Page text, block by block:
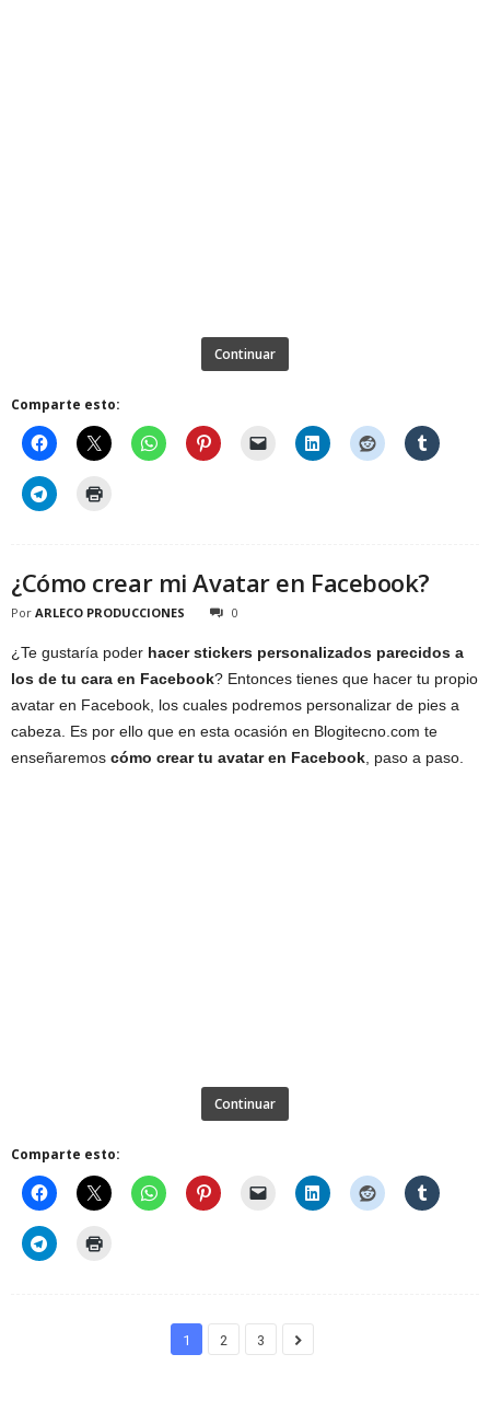
Continuar
Comparte esto:
¿Cómo crear mi Avatar en Facebook?
Por ARLECO PRODUCCIONES 0
¿Te gustaría poder hacer stickers personalizados parecidos a
los de tu cara en Facebook? Entonces tienes que hacer tu propio
avatar en Facebook, los cuales podremos personalizar de pies a
cabeza. Es por ello que en esta ocasión en Blogitecno.com te
enseñaremos cómo crear tu avatar en Facebook , paso a paso.
Continuar
Comparte esto:
1 2 3